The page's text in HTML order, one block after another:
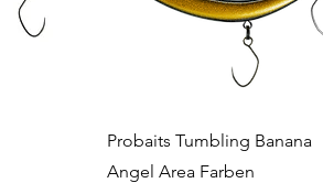
Snel overzicht
Probaits Tumbling Banana
Angel Area Farben